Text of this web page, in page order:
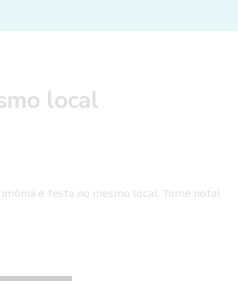
local
e festa no mesmo local. Tome nota!